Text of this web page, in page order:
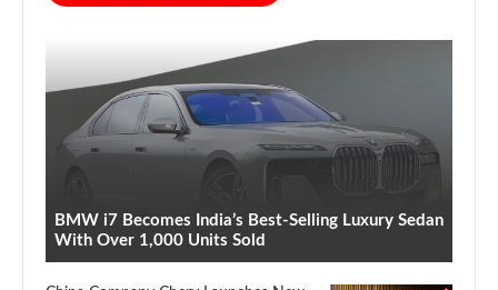
BMW i7 Becomes India’s Best-Selling Luxury Sedan
With Over 1,000 Units Sold